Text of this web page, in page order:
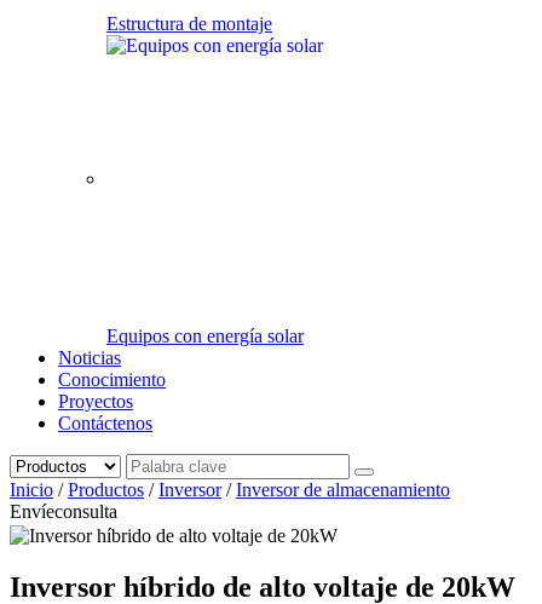
Estructura de montaje
Equipos con energía solar
Noticias
Conocimiento
Proyectos
Contáctenos
Inicio /Productos /Inversor/Inversor de almacenamiento
Envíeconsulta
Inversor híbrido de alto voltaje de 20kW